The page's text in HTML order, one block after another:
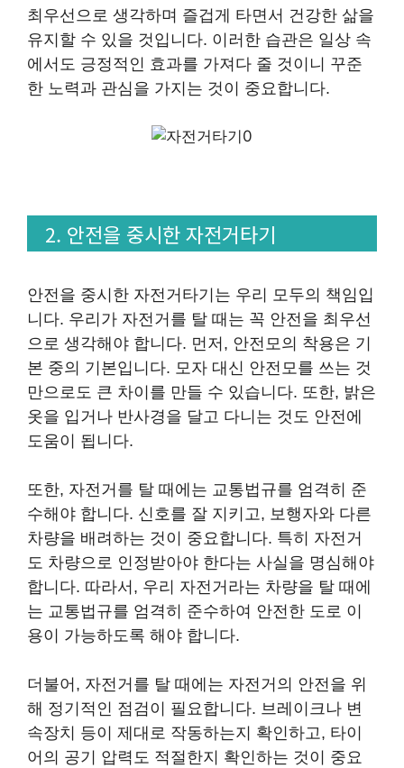
최우선으로 생각하며 즐겁게 타면서 건강한 삶을
유지할 수 있을 것입니다. 이러한 습관은 일상 속
에서도 긍정적인 효과를 가져다 줄 것이니 꾸준
한 노력과 관심을 가지는 것이 중요합니다.
2. 안전을 중시한 자전거타기
안전을 중시한 자전거타기는 우리 모두의 책임입
니다. 우리가 자전거를 탈 때는 꼭 안전을 최우선
으로 생각해야 합니다. 먼저, 안전모의 착용은 기
본 중의 기본입니다. 모자 대신 안전모를 쓰는 것
만으로도 큰 차이를 만들 수 있습니다. 또한, 밝은
옷을 입거나 반사경을 달고 다니는 것도 안전에
도움이 됩니다.
또한, 자전거를 탈 때에는 교통법규를 엄격히 준
수해야 합니다. 신호를 잘 지키고, 보행자와 다른
차량을 배려하는 것이 중요합니다. 특히 자전거
도 차량으로 인정받아야 한다는 사실을 명심해야
합니다. 따라서, 우리 자전거라는 차량을 탈 때에
는 교통법규를 엄격히 준수하여 안전한 도로 이
용이 가능하도록 해야 합니다.
더불어, 자전거를 탈 때에는 자전거의 안전을 위
해 정기적인 점검이 필요합니다. 브레이크나 변
속장치 등이 제대로 작동하는지 확인하고, 타이
어의 공기 압력도 적절한지 확인하는 것이 중요